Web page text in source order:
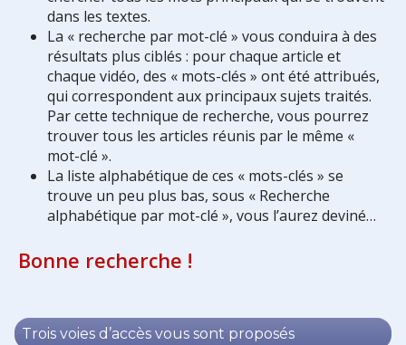
dans les textes.
La « recherche par mot-clé » vous conduira à des
résultats plus ciblés : pour chaque article et
chaque vidéo, des « mots-clés » ont été attribués,
qui correspondent aux principaux sujets traités.
Par cette technique de recherche, vous pourrez
trouver tous les articles réunis par le même «
mot-clé ».
La liste alphabétique de ces « mots-clés » se
trouve un peu plus bas, sous « Recherche
alphabétique par mot-clé », vous l’aurez deviné…
Bonne recherche !
Trois voies d’accès vous sont proposés